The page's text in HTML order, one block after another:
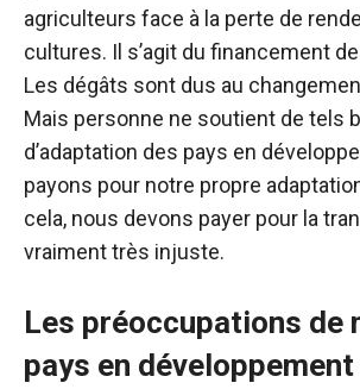
agriculteurs face à la perte de
cultures. Il s’agit du financement de
Les dégâts sont dus au
Mais personne ne soutient de tels
d’adaptation des pays en
payons pour notre propre
cela, nous devons payer pour la
vraiment très injuste.
Les préoccupations de
pays en développement